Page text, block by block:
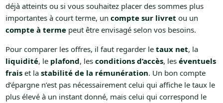
déjà atteints ou si vous souhaitez placer des sommes plus
importantes à court terme, un compte sur livret ou un
compte à termepeut être envisagé selon vos besoins.
Pour comparer les offres, il faut regarder le taux net, la
liquidité, le plafond, les conditions d’accès, les éventuels
fraiset la stabilité de la rémunération. Un bon compte
d’épargne n’est pas nécessairement celui qui affiche le taux le
plus élevé à un instant donné, mais celui qui correspond le